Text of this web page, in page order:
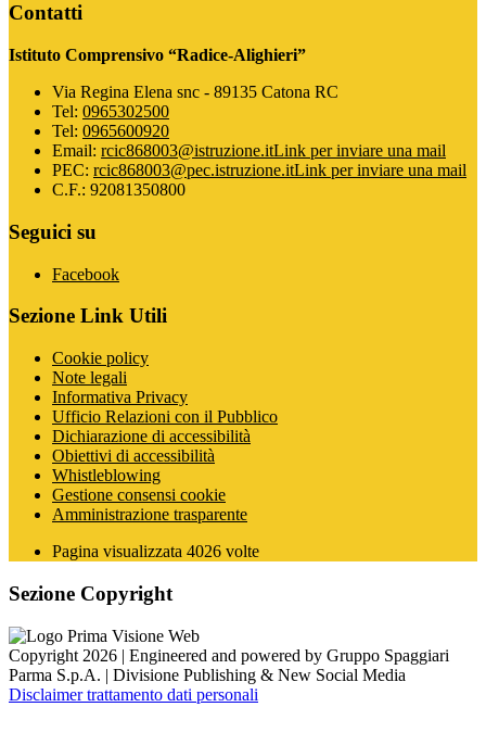
Contatti
Istituto Comprensivo “Radice-Alighieri”
Via Regina Elena snc - 89135 Catona RC
Tel: 0965302500
Tel: 0965600920
Email: rcic868003@istruzione.itLink per inviare una mail
PEC: rcic868003@pec.istruzione.itLink per inviare una mail
C.F.: 92081350800
Seguici su
Facebook
Sezione Link Utili
Cookie policy
Note legali
Informativa Privacy
Ufficio Relazioni con il Pubblico
Dichiarazione di accessibilità
Obiettivi di accessibilità
Whistleblowing
Gestione consensi cookie
Amministrazione trasparente
Pagina visualizzata 4026 volte
Sezione Copyright
Copyright 2026 | Engineered and powered by Gruppo Spaggiari
Parma S.p.A. | Divisione Publishing & New Social Media
Disclaimer trattamento dati personali